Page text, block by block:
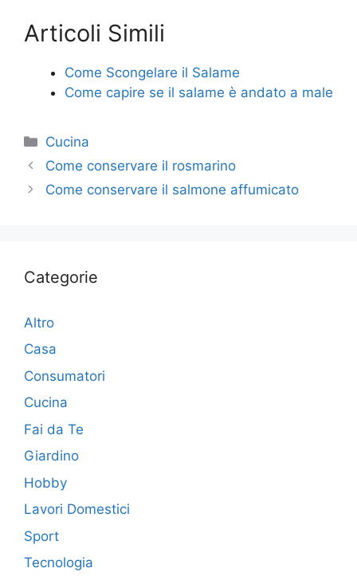
Articoli Simili
Come Scongelare il Salame
Come capire se il salame è andato a male​​
Categorie
Cucina
Come conservare il rosmarino
Come conservare il salmone affumicato
Categorie
Altro
Casa
Consumatori
Cucina
Fai da Te
Giardino
Hobby
Lavori Domestici
Sport
Tecnologia